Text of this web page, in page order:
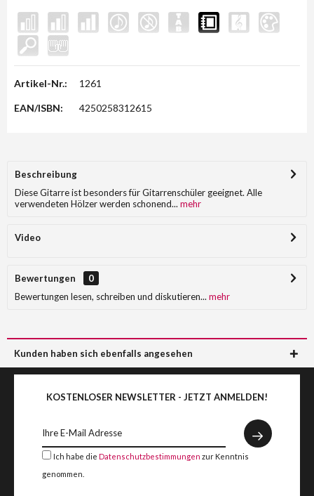
Artikel-Nr.: 1261
EAN/ISBN: 4250258312615
Beschreibung
Diese Gitarre ist besonders für Gitarrenschüler geeignet. Alle
verwendeten Hölzer werden schonend... mehr
Video
Bewertungen
0
Bewertungen lesen, schreiben und diskutieren... mehr
Kunden haben sich ebenfalls angesehen
KOSTENLOSER NEWSLETTER - JETZT ANMELDEN!
Ich habe die Datenschutzbestimmungen zur Kenntnis
genommen.